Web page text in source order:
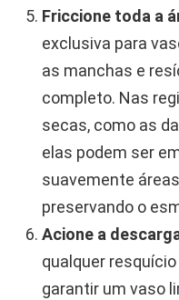
Friccione toda a
exclusiva para
as manchas e
completo. Nas
secas, como as
elas podem ser
suavemente
preservando o
Acione a
qualquer
garantir um vaso